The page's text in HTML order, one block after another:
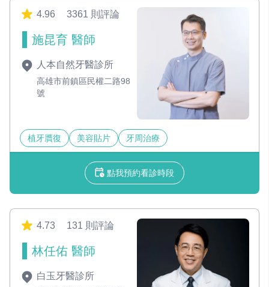
4.96 3361 則評論
施昆育 醫師
人本自然牙醫診所
高雄市前鎮區民權二路98
號
植牙贋復 美容貼片 牙周治療
點我預約看診時段
4.73 131 則評論
林任佑 醫師
白玉牙醫診所